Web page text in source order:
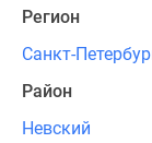
этаже
разместится
детский
сад
Регион
Санкт-
Район
Невский